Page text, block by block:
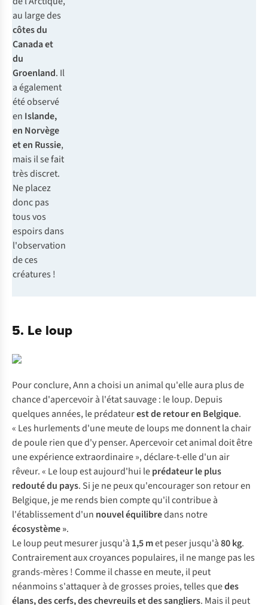
au large des
côtes du
Canada et
du
Groenland. Il
a également
été observé
en Islande,
en Norvège
et en Russie,
mais il se fait
très discret.
Ne placez
donc pas
tous vos
espoirs dans
l'observation
de ces
créatures !
5. Le loup
Pour conclure, Ann a choisi un animal qu'elle aura plus de
chance d'apercevoir à l'état sauvage : le loup. Depuis
quelques années, le prédateurest de retour en Belgique.
« Les hurlements d'une meute de loups me donnent la chair
de poule rien que d'y penser. Apercevoir cet animal doit être
une expérience extraordinaire », déclare-t-elle d'un air
rêveur. « Le loup est aujourd'hui leprédateur le plus
redouté du pays. Si je ne peux qu'encourager son retour en
Belgique, je me rends bien compte qu'il contribue à
l'établissement d'un nouvel équilibredans notre
écosystème ».
Le loup peut mesurer jusqu'à 1,5 met peser jusqu'à80 kg.
Contrairement aux croyances populaires, il ne mange pas les
grands-mères ! Comme il chasse en meute, il peut
néanmoins s'attaquer à de grosses proies, telles quedes
élans, des cerfs, des chevreuils et des sangliers. Mais il peut